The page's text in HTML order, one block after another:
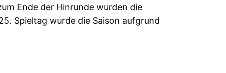
Ende der Hinrunde wurden die
Spieltag wurde die Saison aufgrund